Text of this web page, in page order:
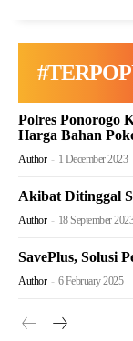
Polres Ponorogo
Harga Bahan
Author - 1 December 2023
Akibat Ditinggal
Author - 18 September 2023
SavePlus, Solusi
Author - 6 February 2025